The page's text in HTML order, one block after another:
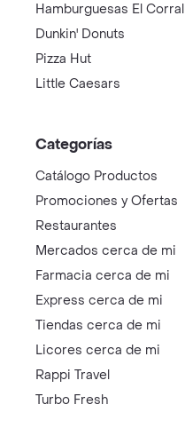
Hamburguesas El Corral
Dunkin' Donuts
Pizza Hut
Little Caesars
Categorías
Catálogo Productos
Promociones y Ofertas
Restaurantes
Mercados cerca de mi
Farmacia cerca de mi
Express cerca de mi
Tiendas cerca de mi
Licores cerca de mi
Rappi Travel
Turbo Fresh